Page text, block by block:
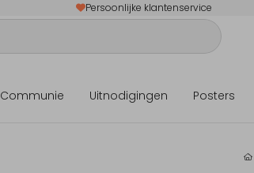
Persoonlijke klantenservice
Communie Uitnodigingen Posters